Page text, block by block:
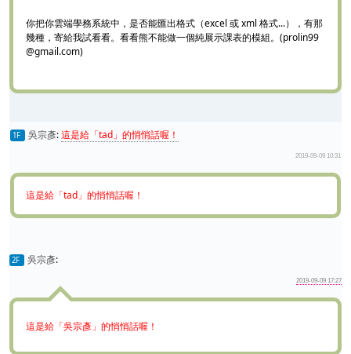
你把你雲端學務系統中，是否能匯出格式（excel 或 xml 格式...），有那
幾種，寄給我試看看。看看熊不能做一個純展示課表的模組。(prolin99
@gmail.com)
1F 吳宗彥:這是給「tad」的悄悄話喔！
2019-09-09 10:31
這是給「tad」的悄悄話喔！
2F 吳宗彥:
2019-09-09 17:27
這是給「吳宗彥」的悄悄話喔！